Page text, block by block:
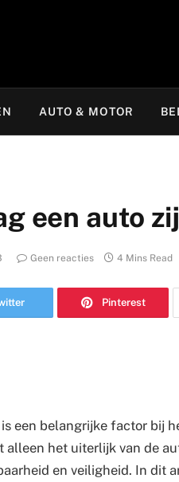
AUTO & MOTOR
een auto
Geen reacties 4 Mins Read
Pinterest
een belangrijke factor bij
het uiterlijk van de
en veiligheid. In dit